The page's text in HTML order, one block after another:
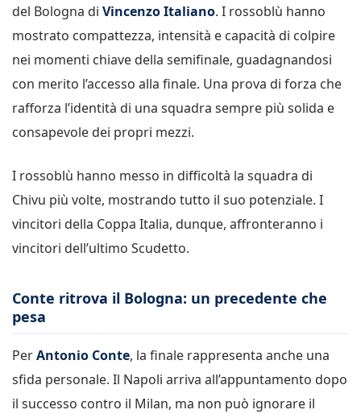
del Bologna di Vincenzo Italiano. I rossoblù hanno
mostrato compattezza, intensità e capacità di colpire
nei momenti chiave della semifinale, guadagnandosi
con merito l’accesso alla finale. Una prova di forza che
rafforza l’identità di una squadra sempre più solida e
consapevole dei propri mezzi.
I rossoblù hanno messo in difficoltà la squadra di
Chivu più volte, mostrando tutto il suo potenziale. I
vincitori della Coppa Italia, dunque, affronteranno i
vincitori dell’ultimo Scudetto.
Conte ritrova il Bologna: un precedente che
pesa
PerAntonio Conte, la finale rappresenta anche una
sfida personale. Il Napoli arriva all’appuntamento dopo
il successo contro il Milan, ma non può ignorare il